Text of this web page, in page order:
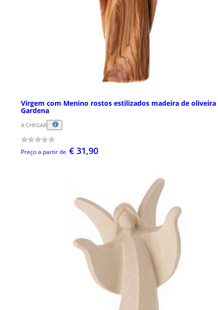
Virgem com Menino rostos estilizados madeira de oliveira
Gardena
A CHEGAR
Preço a partir de € 31,90